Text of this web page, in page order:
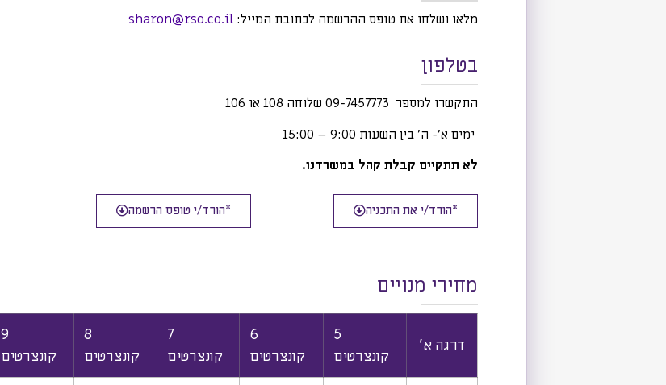
מלאו ושלחו את טופס ההרשמה לכתובת המייל: sharon@rso.co.il
בטלפון
התקשרו למספר 09-7457773 שלוחה 108 או 106
ימים א'- ה' בין השעות 9:00 – 15:00
לא תתקיים קבלת קהל במשרדנו.
*הורד/י את התכניה *הורד/י טופס הרשמה
מחירי מנויים
דרגה א'
5
קונצרטים
6
קונצרטים
7
קונצרטים
8
קונצרטים
9
קונצרטים